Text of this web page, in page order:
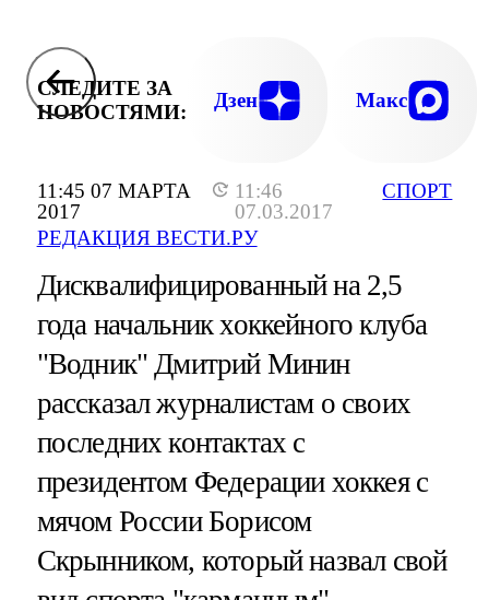
11:45 07 МАРТА
2017
11:46
07.03.2017
РЕДАКЦИЯ ВЕСТИ.РУ
СПОРТ
СЛЕДИТЕ ЗА
НОВОСТЯМИ:
Дзен Макс
Дисквалифицированный на 2,5
года начальник хоккейного клуба
"Водник" Дмитрий Минин
рассказал журналистам о своих
последних контактах с
президентом Федерации хоккея с
мячом России Борисом
Скрынником, который назвал свой